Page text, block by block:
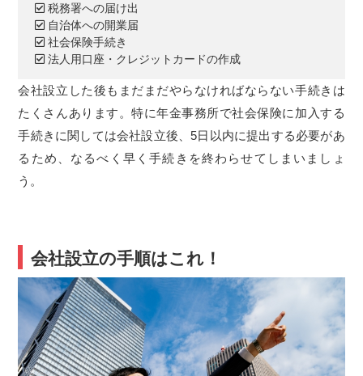
税務署への届け出
自治体への開業届
社会保険手続き
法人用口座・クレジットカードの作成
会社設立した後もまだまだやらなければならない手続きは
たくさんあります。特に年金事務所で社会保険に加入する
手続きに関しては会社設立後、5日以内に提出する必要があ
るため、なるべく早く手続きを終わらせてしまいましょ
う。
会社設立の手順はこれ！